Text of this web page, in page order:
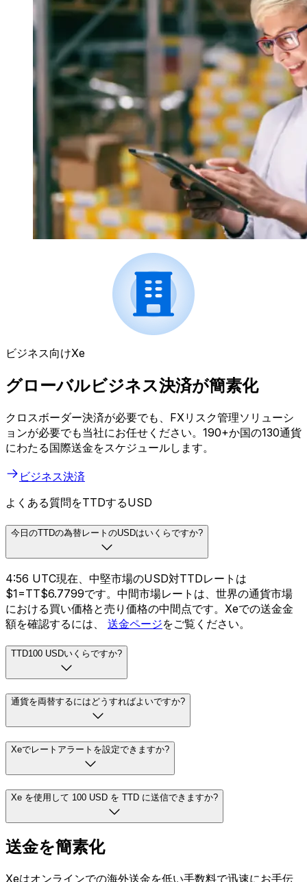
ビジネス向けXe
グローバルビジネス決済が簡素化
クロスボーダー決済が必要でも、FXリスク管理ソリューシ
ョンが必要でも当社にお任せください。190+か国の130通貨
にわたる国際送金をスケジュールします。
ビジネス決済
よくある質問をTTDするUSD
今日のTTDの為替レートのUSDはいくらですか?
4:56 UTC現在、中堅市場のUSD対TTDレートは
$1=TT$6.7799です。中間市場レートは、世界の通貨市場
における買い価格と売り価格の中間点です。Xeでの送金金
額を確認するには、 送金ページをご覧ください。
TTD100 USDいくらですか?
通貨を両替するにはどうすればよいですか?
Xeでレートアラートを設定できますか?
Xe を使用して 100 USD を TTD に送信できますか?
送金を簡素化
Xeはオンラインでの海外送金を低い手数料で迅速にお手伝